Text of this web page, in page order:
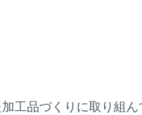
工品づくりに取り組